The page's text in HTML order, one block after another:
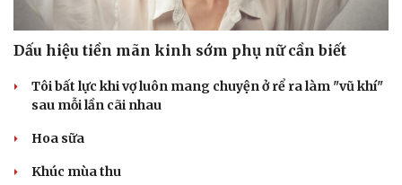
Dấu hiệu tiền mãn kinh sớm phụ nữ cần biết
Tôi bất lực khi vợ luôn mang chuyện ở rể ra làm "vũ khí"
sau mỗi lần cãi nhau
Hoa sữa
Khúc mùa thu